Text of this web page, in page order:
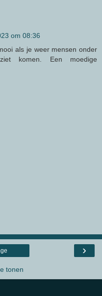
om 08:36
als je weer mensen onder
komen. Een moedige
›
tonen